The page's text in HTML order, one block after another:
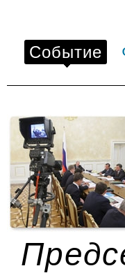
Событие